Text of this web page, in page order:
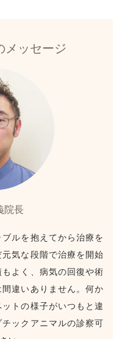
メッセージ
院長
ルを抱えてから治療を
気な段階で治療を開始
よく、病気の回復や術
違いありません。何か
トの様子がいつもと違
ックアニマルの診察可